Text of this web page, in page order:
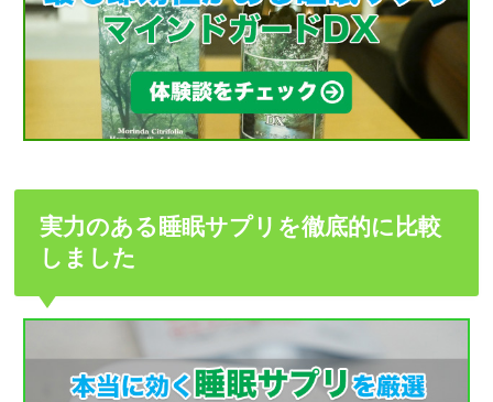
実力のある睡眠サプリを徹底的に比較
しました